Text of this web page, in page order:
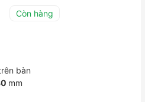
Còn hàng
bàn
mm